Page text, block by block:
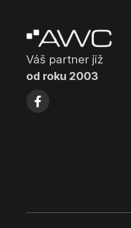
Váš partner již
od roku 2003